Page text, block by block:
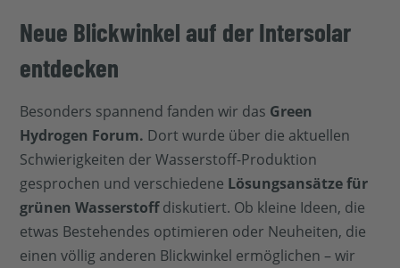
Neue Blickwinkel auf der Intersolar
entdecken
Besonders spannend fanden wir das Green
Hydrogen Forum. Dort wurde über die aktuellen
Schwierigkeiten der Wasserstoff-Produktion
gesprochen und verschiedene Lösungsansätze für
grünen Wasserstoffdiskutiert. Ob kleine Ideen, die
etwas Bestehendes optimieren oder Neuheiten, die
einen völlig anderen Blickwinkel ermöglichen – wir